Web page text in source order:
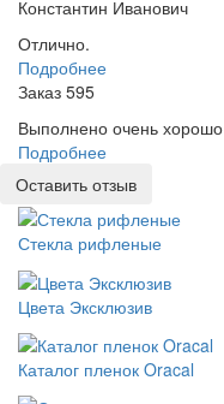
Константин Иванович
Отлично.
Подробнее
Заказ 595
Выполнено очень хорошо
Подробнее
Оставить отзыв
Стекла рифленые
Цвета Эксклюзив
Каталог пленок Oracal